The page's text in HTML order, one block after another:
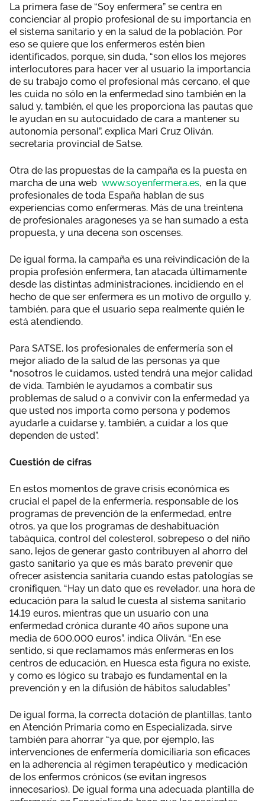
La primera fase de “Soy enfermera” se centra en
concienciar al propio profesional de su importancia en
el sistema sanitario y en la salud de la población. Por
eso se quiere que los enfermeros estén bien
identificados, porque, sin duda, “son ellos los mejores
interlocutores para hacer ver al usuario la importancia
de su trabajo como el profesional más cercano, el que
les cuida no sólo en la enfermedad sino también en la
salud y, también, el que les proporciona las pautas que
le ayudan en su autocuidado de cara a mantener su
autonomía personal”, explica Mari Cruz Oliván,
secretaria provincial de Satse.
Otra de las propuestas de la campaña es la puesta en
marcha de una web www.soyenfermera.es, en la que
profesionales de toda España hablan de sus
experiencias como enfermeras. Más de una treintena
de profesionales aragoneses ya se han sumado a esta
propuesta, y una decena son oscenses.
De igual forma, la campaña es una reivindicación de la
propia profesión enfermera, tan atacada últimamente
desde las distintas administraciones, incidiendo en el
hecho de que ser enfermera es un motivo de orgullo y,
también, para que el usuario sepa realmente quién le
está atendiendo.
Para SATSE, los profesionales de enfermería son el
mejor aliado de la salud de las personas ya que
“nosotros le cuidamos, usted tendrá una mejor calidad
de vida. También le ayudamos a combatir sus
problemas de salud o a convivir con la enfermedad ya
que usted nos importa como persona y podemos
ayudarle a cuidarse y, también, a cuidar a los que
dependen de usted”.
Cuestión de cifras
En estos momentos de grave crisis económica es
crucial el papel de la enfermería, responsable de los
programas de prevención de la enfermedad, entre
otros, ya que los programas de deshabituación
tabáquica, control del colesterol, sobrepeso o del niño
sano, lejos de generar gasto contribuyen al ahorro del
gasto sanitario ya que es más barato prevenir que
ofrecer asistencia sanitaria cuando estas patologías se
cronifiquen. “Hay un dato que es revelador, una hora de
educación para la salud le cuesta al sistema sanitario
14,19 euros, mientras que un usuario con una
enfermedad crónica durante 40 años supone una
media de 600.000 euros”, indica Oliván, “En ese
sentido, si que reclamamos más enfermeras en los
centros de educación, en Huesca esta figura no existe,
y como es lógico su trabajo es fundamental en la
prevención y en la difusión de hábitos saludables”
De igual forma, la correcta dotación de plantillas, tanto
en Atención Primaria como en Especializada, sirve
también para ahorrar “ya que, por ejemplo, las
intervenciones de enfermería domiciliaria son eficaces
en la adherencia al régimen terapéutico y medicación
de los enfermos crónicos (se evitan ingresos
innecesarios). De igual forma una adecuada plantilla de